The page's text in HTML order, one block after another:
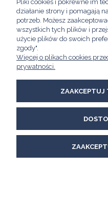
Kawimet W. Bunia
01-
email:
POKAŻ
Sklep
Pliki cookies i pokrewne im
działanie strony i pomagają
potrzeb. Możesz
wszystkich tych plików i
użycie plików do swoich
zgody".
Więcej o plikach cookies
prywatności.
ZAAKCEPTUJ